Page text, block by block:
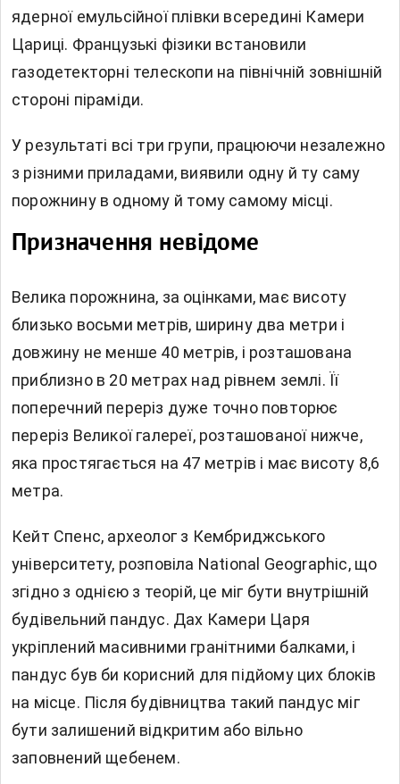
ядерної емульсійної плівки всередині Камери
Цариці. Французькі фізики встановили
газодетекторні телескопи на північній зовнішній
стороні піраміди.
У результаті всі три групи, працюючи незалежно
з різними приладами, виявили одну й ту саму
порожнину в одному й тому самому місці.
Призначення невідоме
Велика порожнина, за оцінками, має висоту
близько восьми метрів, ширину два метри і
довжину не менше 40 метрів, і розташована
приблизно в 20 метрах над рівнем землі. Її
поперечний переріз дуже точно повторює
переріз Великої галереї, розташованої нижче,
яка простягається на 47 метрів і має висоту 8,6
метра.
Кейт Спенс, археолог з Кембриджського
університету, розповіла National Geographic, що
згідно з однією з теорій, це міг бути внутрішній
будівельний пандус. Дах Камери Царя
укріплений масивними гранітними балками, і
пандус був би корисний для підйому цих блоків
на місце. Після будівництва такий пандус міг
бути залишений відкритим або вільно
заповнений щебенем.